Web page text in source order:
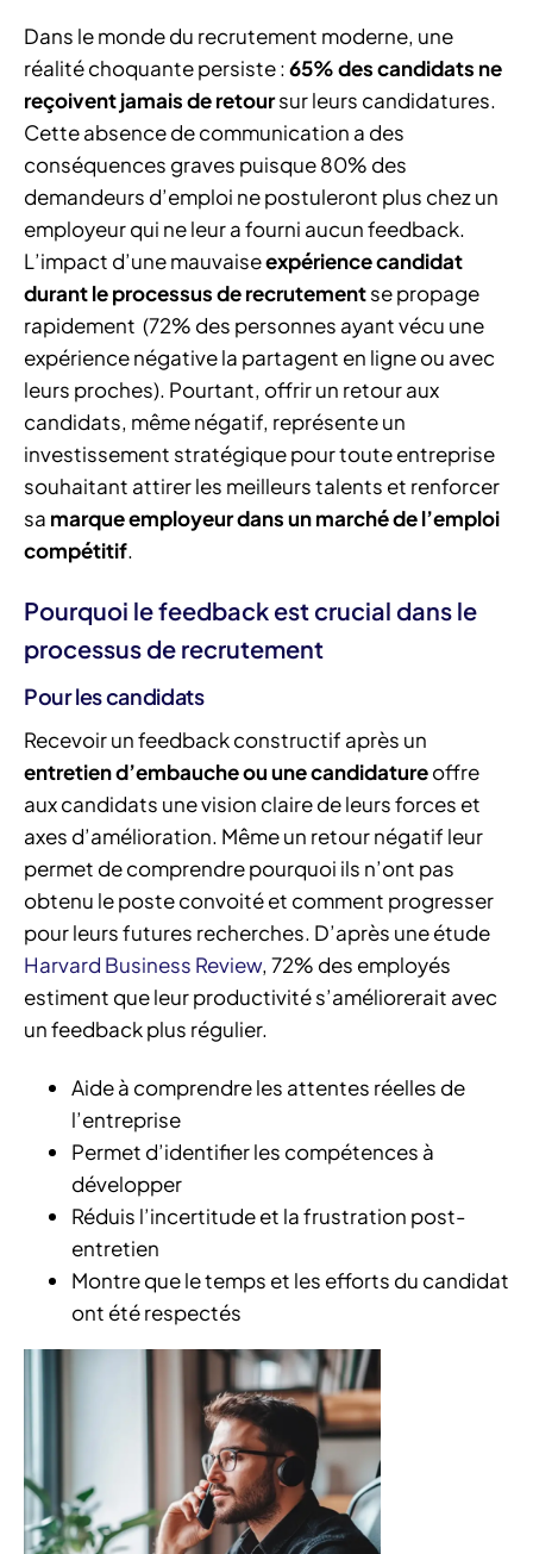
Dans le monde du recrutement moderne, une
réalité choquante persiste :65% des candidats ne
reçoivent jamais de retoursur leurs candidatures.
Cette absence de communication a des
conséquences graves puisque 80% des
demandeurs d’emploi ne postuleront plus chez un
employeur qui ne leur a fourni aucun feedback.
L’impact d’une mauvaiseexpérience candidat
durant le processus de recrutementse propage
rapidement (72% des personnes ayant vécu une
expérience négative la partagent en ligne ou avec
leurs proches). Pourtant, offrir un retour aux
candidats, même négatif, représente un
investissement stratégique pour toute entreprise
souhaitant attirer les meilleurs talents et renforcer
sa marque employeur dans un marché de l’emploi
compétitif.
Pourquoi le feedback est crucial dans le
processus de recrutement
Pour les candidats
Recevoir un feedback constructif après un
entretien d’embauche ou une candidatureoffre
aux candidats une vision claire de leurs forces et
axes d’amélioration. Même un retour négatif leur
permet de comprendre pourquoi ils n’ont pas
obtenu le poste convoité et comment progresser
pour leurs futures recherches. D’après une étude
Harvard Business Review, 72% des employés
estiment que leur productivité s’améliorerait avec
un feedback plus régulier.
Aide à comprendre les attentes réelles de
l’entreprise
Permet d’identifier les compétences à
développer
Réduis l’incertitude et la frustration post-
entretien
Montre que le temps et les efforts du candidat
ont été respectés